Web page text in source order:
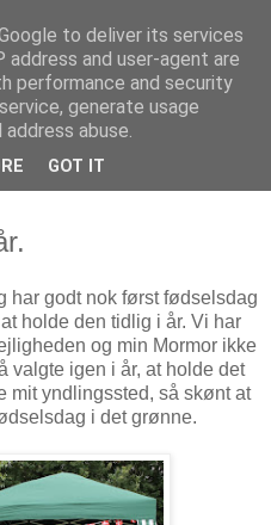
har godt nok først fødselsdag
holde den tidlig i år. Vi har
og min Mormor ikke
valgte igen i år, at holde det
mit yndlingssted, så skønt at
i det grønne.
to deliver its services
address and user-agent are
performance and security
generate usage
abuse.
GOT IT